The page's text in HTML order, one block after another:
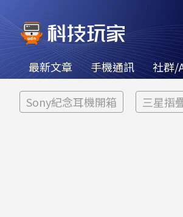
最新文章 手機通訊 社群/
Sony紀念耳機開箱 三星摺